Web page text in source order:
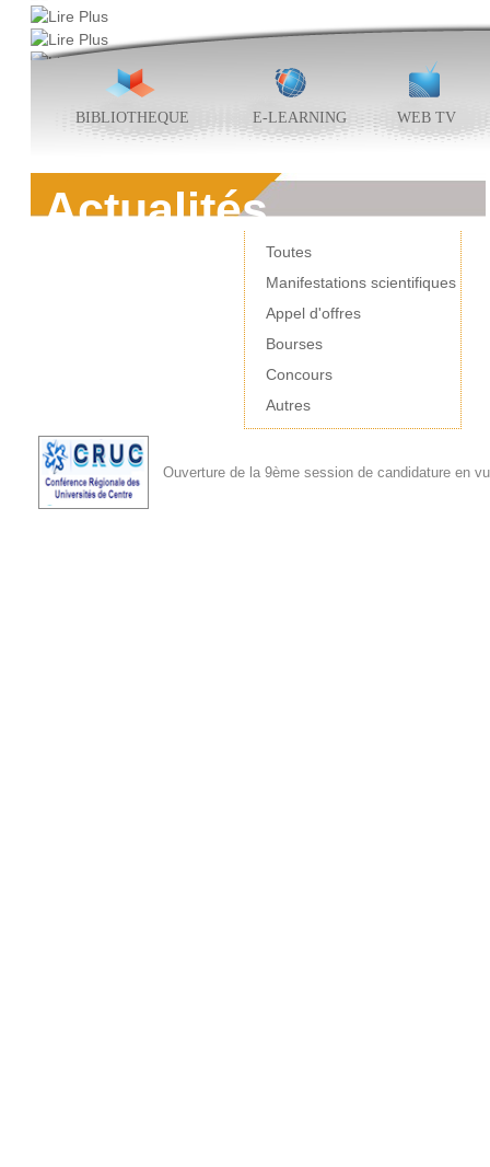
BIBLIOTHEQUE E-LEARNING WEB TV
Actualités
Toutes
Manifestations scientifiques
Appel d'offres
Bourses
Concours
Autres
Ouverture de la 9ème session de candidature en